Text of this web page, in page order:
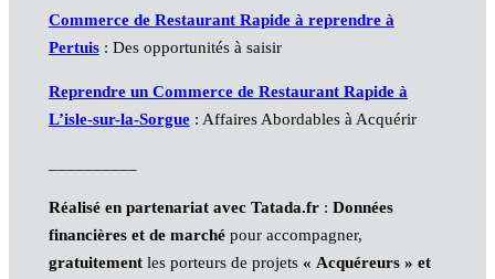
Commerce de Restaurant Rapide à reprendre à
Pertuis: Des opportunités à saisir
Reprendre un Commerce de Restaurant Rapide à
L’isle-sur-la-Sorgue: Affaires Abordables à Acquérir
Réalisé en partenariat avec Tatada.fr: Données
financières et de marchépour accompagner,
gratuitement les porteurs de projets « Acquéreurs » et